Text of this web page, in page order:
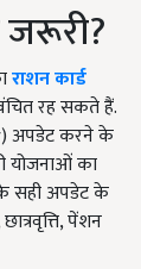
राशन कार्ड
रह सकते हैं.
अपडेट करने के
योजनाओं का
सही अपडेट के
पेंशन